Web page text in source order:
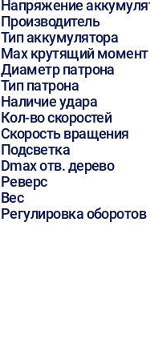
Напряжение
Производитель
Тип аккумулятора
Max крутящий момент
Диаметр патрона
Тип патрона
Наличие удара
Кол-во скоростей
Скорость вращения
Подсветка
Dmax отв. дерево
Реверс
Вес
Регулировка оборотов